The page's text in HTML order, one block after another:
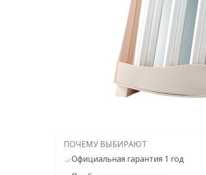
ПОЧЕМУ ВЫБИРАЮТ
Официальная гарантия 1 год